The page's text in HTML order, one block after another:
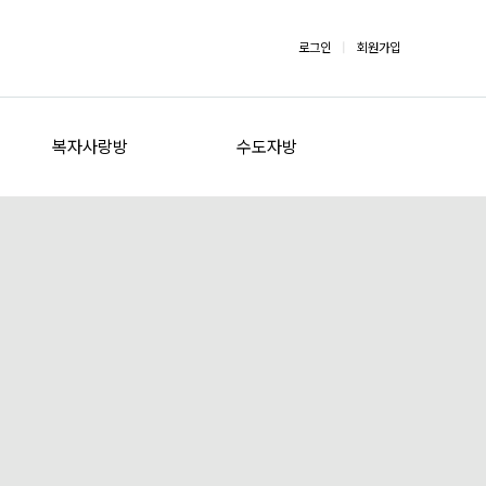
로그인 회원가입
복자사랑방 수도자방